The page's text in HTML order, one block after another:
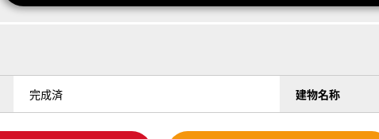
完成済 建物名称